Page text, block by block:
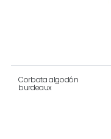
Corbata algodón
burdeaux